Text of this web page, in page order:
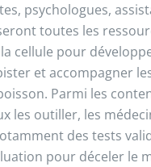
psychologues,
toutes les
cellule pour
et accompagner
Parmi les
les outiller, les
des tests
pour déceler le